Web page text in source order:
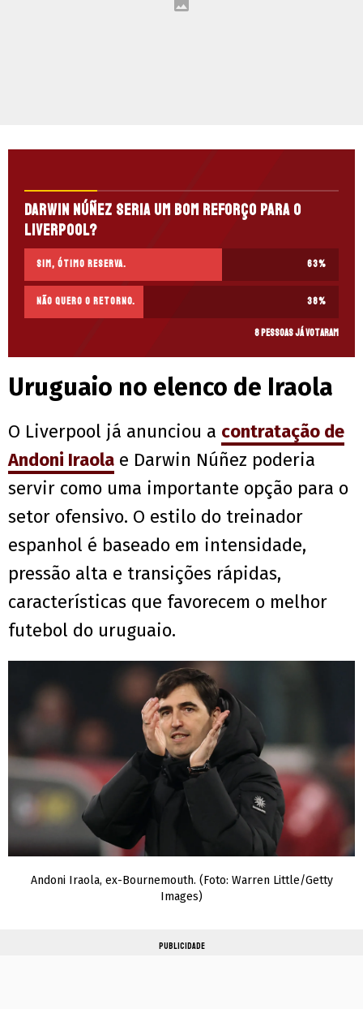
Darwin Núñez seria um bom reforço para o
Liverpool?
Sim, ótimo reserva. 63%
Não quero o retorno. 38%
8 pessoas já votaram
Uruguaio no elenco de Iraola
O Liverpool já anunciou a contratação de
Andoni Iraola e Darwin Núñez poderia
servir como uma importante opção para o
setor ofensivo. O estilo do treinador
espanhol é baseado em intensidade,
pressão alta e transições rápidas,
características que favorecem o melhor
futebol do uruguaio.
Andoni Iraola, ex-Bournemouth. (Foto: Warren Little/Getty
Images)
PUBLICIDADE